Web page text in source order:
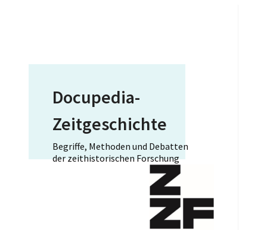
Docupedia-
Zeitgeschichte
Begriffe, Methoden und Debatten
der zeithistorischen Forschung